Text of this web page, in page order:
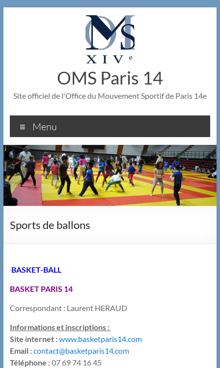
OMS Paris 14
Site officiel de l'Office du Mouvement Sportif de Paris 14e
Menu
Sports de ballons
BASKET-BALL
BASKET PARIS 14
Correspondant : Laurent HERAUD
Informations et inscriptions :
Site internet :www.basketparis14.com
Email :contact@basketparis14.com
Téléphone :07 69 74 16 45